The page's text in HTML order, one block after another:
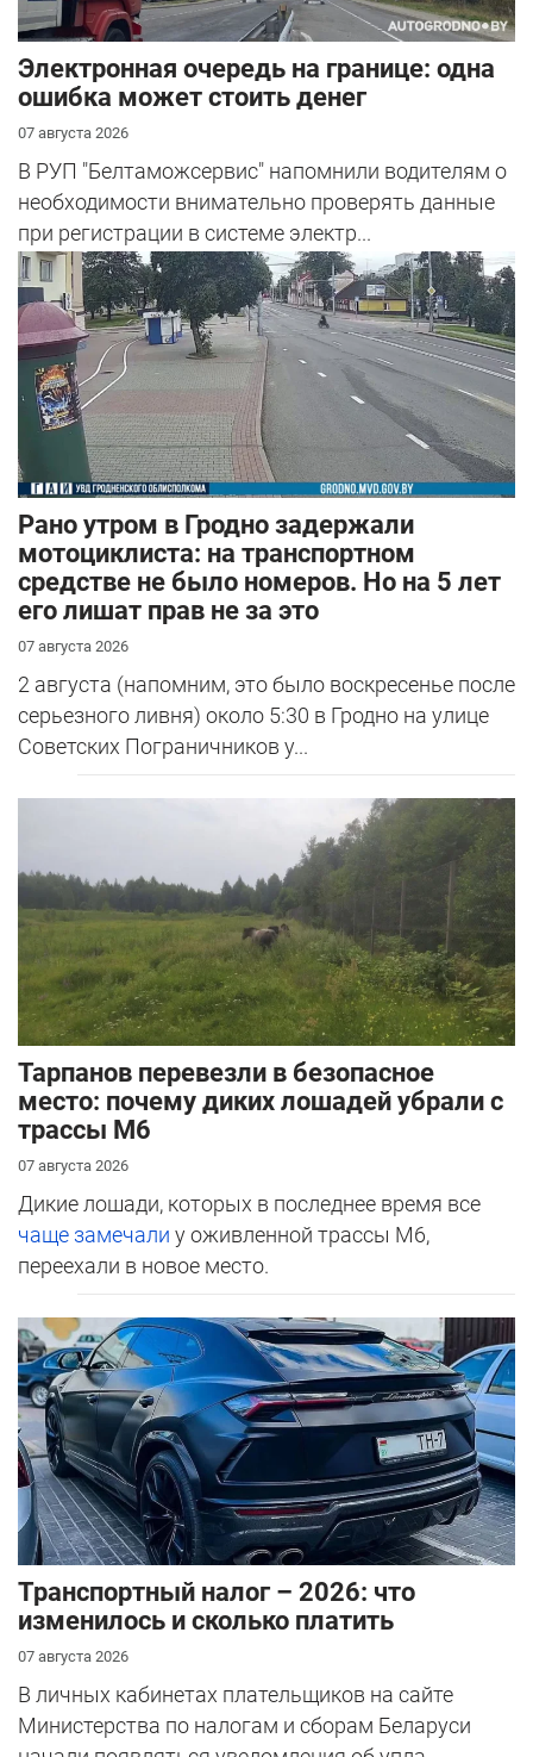
Электронная очередь на границе: одна
ошибка может стоить денег
07 августа 2026
В РУП "Белтаможсервис" напомнили водителям о
необходимости внимательно проверять данные
при регистрации в системе электр...
Рано утром в Гродно задержали
мотоциклиста: на транспортном
средстве не было номеров. Но на 5 лет
его лишат прав не за это
07 августа 2026
2 августа (напомним, это было воскресенье после
серьезного ливня) около 5:30 в Гродно на улице
Советских Пограничников у...
Тарпанов перевезли в безопасное
место: почему диких лошадей убрали с
трассы М6
07 августа 2026
Дикие лошади, которых в последнее время все
чаще замечали у оживленной трассы М6,
переехали в новое место.
Транспортный налог – 2026: что
изменилось и сколько платить
07 августа 2026
В личных кабинетах плательщиков на сайте
Министерства по налогам и сборам Беларуси